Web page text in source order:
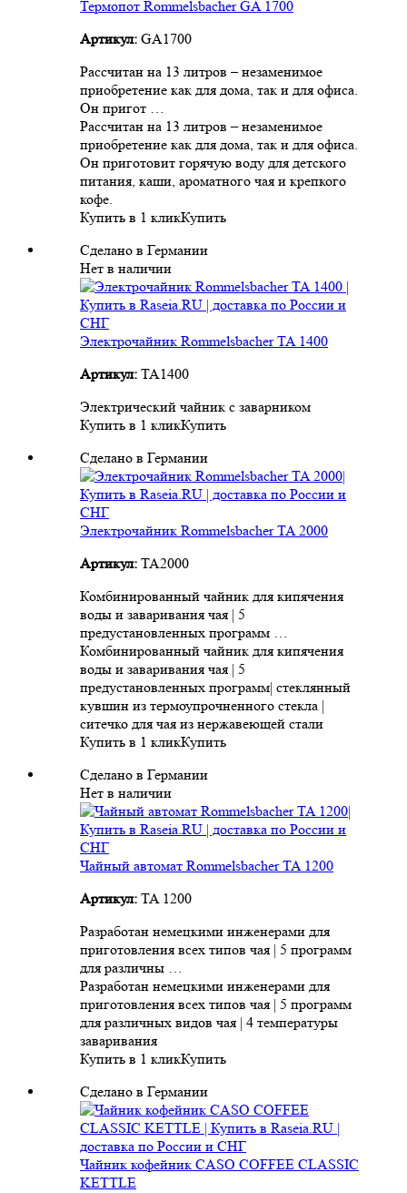
Термопот Rommelsbacher GA 1700
Артикул: GA1700
Рассчитан на 13 литров – незаменимое
приобретение как для дома, так и для офиса.
Он пригот …
Рассчитан на 13 литров – незаменимое
приобретение как для дома, так и для офиса.
Он приготовит горячую воду для детского
питания, каши, ароматного чая и крепкого
кофе.
Купить в 1 кликКупить
Сделано в Германии
Нет в наличии
Электрочайник Rommelsbacher TA 1400
Артикул: TA1400
Электрический чайник с заварником
Купить в 1 кликКупить
Сделано в Германии
Электрочайник Rommelsbacher TA 2000
Артикул: TA2000
Комбинированный чайник для кипячения
воды и заваривания чая | 5
предустановленных программ …
Комбинированный чайник для кипячения
воды и заваривания чая | 5
предустановленных программ| стеклянный
кувшин из термоупрочненного стекла |
ситечко для чая из нержавеющей стали
Купить в 1 кликКупить
Сделано в Германии
Нет в наличии
Чайный автомат Rommelsbacher TA 1200
Артикул: TA 1200
Разработан немецкими инженерами для
приготовления всех типов чая | 5 программ
для различны …
Разработан немецкими инженерами для
приготовления всех типов чая | 5 программ
для различных видов чая | 4 температуры
заваривания
Купить в 1 кликКупить
Сделано в Германии
Чайник кофейник CASO COFFEE CLASSIC
KETTLE